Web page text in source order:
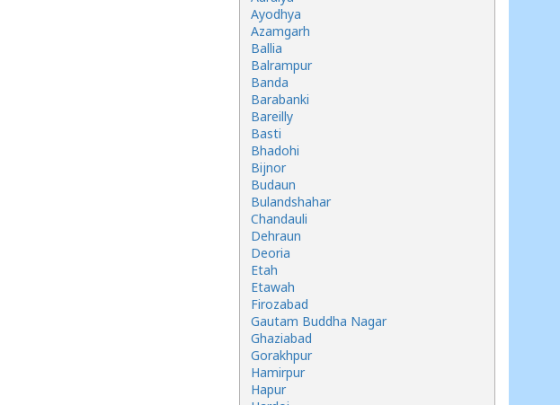
Ayodhya
Azamgarh
Ballia
Balrampur
Banda
Barabanki
Bareilly
Basti
Bhadohi
Bijnor
Budaun
Bulandshahar
Chandauli
Dehraun
Deoria
Etah
Etawah
Firozabad
Gautam Buddha Nagar
Ghaziabad
Gorakhpur
Hamirpur
Hapur